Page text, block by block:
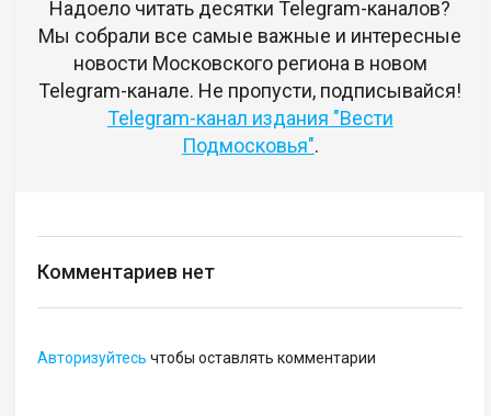
Надоело читать десятки Telegram-каналов?
Мы собрали все самые важные и интересные
новости Московского региона в новом
Telegram-канале. Не пропусти, подписывайся!
Telegram-канал издания "Вести
Подмосковья".
Комментариев нет
Авторизуйтесь чтобы оставлять комментарии